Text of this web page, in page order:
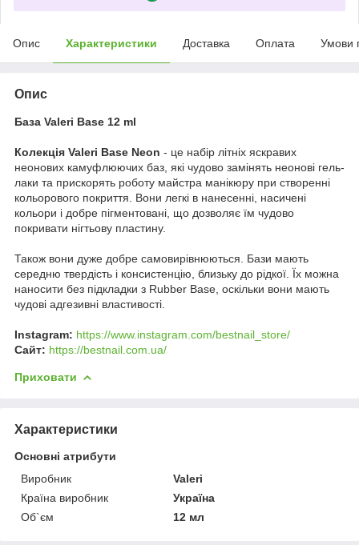
Опис Характеристики Доставка Оплата Умови
Опис
База Valeri Base 12 ml
Колекція Valeri Base Neon - це набір літніх яскравих
неонових камуфлюючих баз, які чудово замінять неонові гель-
лаки та прискорять роботу майстра манікюру при створенні
кольорового покриття. Вони легкі в нанесенні, насичені
кольори і добре пігментовані, що дозволяє їм чудово
покривати нігтьову пластину.
Також вони дуже добре самовирівнюються. Бази мають
середню твердість і консистенцію, близьку до рідкої. Їх можна
наносити без підкладки з Rubber Base, оскільки вони мають
чудові адгезивні властивості.
Instagram: https://www.instagram.com/bestnail_store/
Сайт: https://bestnail.com.ua/
Приховати
Характеристики
Основні атрибути
Виробник
Valeri
Країна виробник
Україна
Об`єм
12 мл